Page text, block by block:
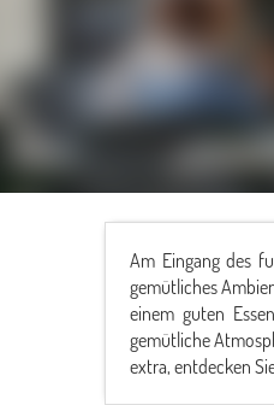
Am Eingang des
gemütliches
einem guten
gemütliche
extra, entdecken